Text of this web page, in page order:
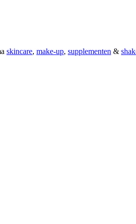
skincare, make-up, supplementen &